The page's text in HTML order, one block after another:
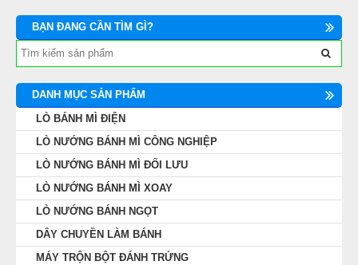
BẠN ĐANG CẦN TÌM GÌ?
DANH MỤC SẢN PHẨM
LÒ BÁNH MÌ ĐIỆN
LÒ NƯỚNG BÁNH MÌ CÔNG NGHIỆP
LÒ NƯỚNG BÁNH MÌ ĐỐI LƯU
LÒ NƯỚNG BÁNH MÌ XOAY
LÒ NƯỚNG BÁNH NGỌT
DÂY CHUYỀN LÀM BÁNH
MÁY TRỘN BỘT ĐÁNH TRỨNG